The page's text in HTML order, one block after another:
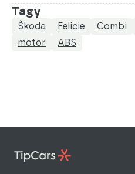
Tagy
Škoda Felicie Combi
motor
ABS